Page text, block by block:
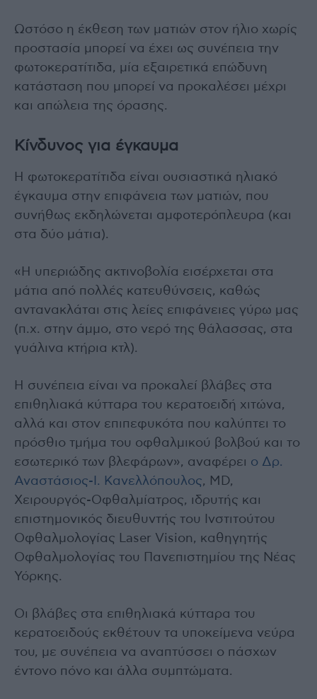
Ωστόσο η έκθεση των ματιών στον ήλιο χωρίς
προστασία μπορεί να έχει ως συνέπεια την
φωτοκερατίτιδα, μία εξαιρετικά επώδυνη
κατάσταση που μπορεί να προκαλέσει μέχρι
και απώλεια της όρασης.
Κίνδυνος για έγκαυμα
Η φωτοκερατίτιδα είναι ουσιαστικά ηλιακό
έγκαυμα στην επιφάνεια των ματιών, που
συνήθως εκδηλώνεται αμφοτερόπλευρα (και
στα δύο μάτια).
«Η υπεριώδης ακτινοβολία εισέρχεται στα
μάτια από πολλές κατευθύνσεις, καθώς
αντανακλάται στις λείες επιφάνειες γύρω μας
(π.χ. στην άμμο, στο νερό της θάλασσας, στα
γυάλινα κτήρια κτλ).
Η συνέπεια είναι να προκαλεί βλάβες στα
επιθηλιακά κύτταρα του κερατοειδή χιτώνα,
αλλά και στον επιπεφυκότα που καλύπτει το
πρόσθιο τμήμα του οφθαλμικού βολβού και το
εσωτερικό των βλεφάρων», αναφέρει ο Δρ.
Αναστάσιος-Ι. Κανελλόπουλος, MD,
Xειρουργός-Oφθαλμίατρος, ιδρυτής και
επιστημονικός διευθυντής του Ινστιτούτου
Οφθαλμολογίας Laser Vision, καθηγητής
Οφθαλμολογίας του Πανεπιστημίου της Νέας
Υόρκης.
Οι βλάβες στα επιθηλιακά κύτταρα του
κερατοειδούς εκθέτουν τα υποκείμενα νεύρα
του, με συνέπεια να αναπτύσσει ο πάσχων
έντονο πόνο και άλλα συμπτώματα.